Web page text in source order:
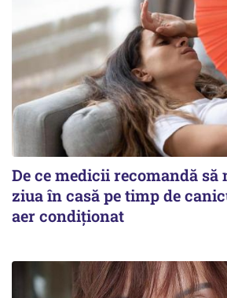
De ce medicii recomandă să
ziua în casă pe timp de
aer condiționat